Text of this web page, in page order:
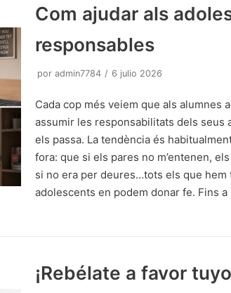
Com ajudar als
responsables
poradmin7784 6 julio 2026
Cada cop més veiem que als alumnes
assumir les responsabilitats dels seus
els passa. La tendència és
fora: que si els pares no m’entenen,
si no era per deures…tots els que hem
adolescents en podem donar fe. Fins a
¡Rebélate a favor